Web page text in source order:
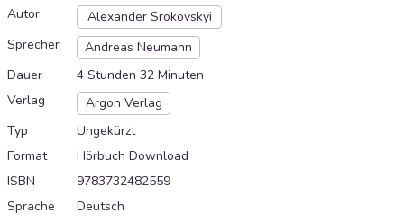
Autor
Alexander Srokovskyi
Sprecher
Andreas Neumann
Dauer
4 Stunden 32 Minuten
Verlag
Argon Verlag
Typ
Ungekürzt
Format
Hörbuch Download
ISBN
9783732482559
Sprache
Deutsch